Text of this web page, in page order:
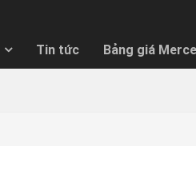
Tin tức Bảng giá